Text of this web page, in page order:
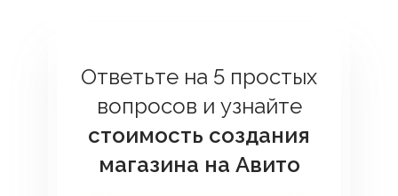
Ответьте на 5 простых
вопросов и узнайте
стоимость создания
магазина на Авито